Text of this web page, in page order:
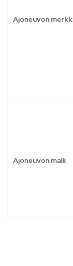
Ajoneuvon
Ajoneuvon malli